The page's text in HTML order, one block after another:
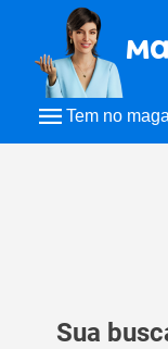
Tem no
Sua